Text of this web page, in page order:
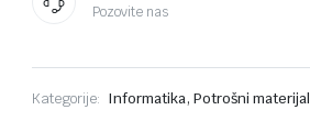
Pozovite nas
Kategorije: Informatika, Potrošni materijal